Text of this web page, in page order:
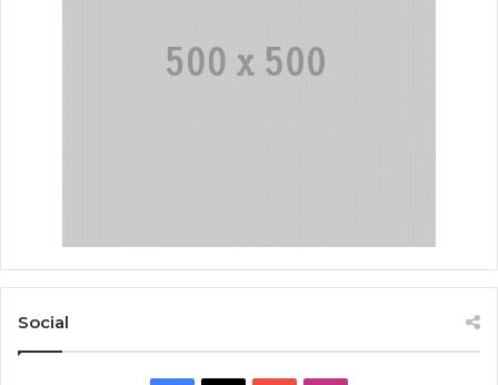
Social